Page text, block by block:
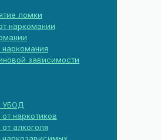
ломки
наркомании
зависимости
УБОД
наркотиков
алкоголя
наркозависимых